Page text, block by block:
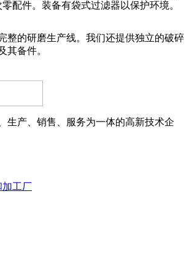
配件。装备有袋式过滤器以保护环境。
整的研磨生产线。我们还提供独立的破碎
其备件。
生产、销售、服务为一体的高新技术企
加工厂